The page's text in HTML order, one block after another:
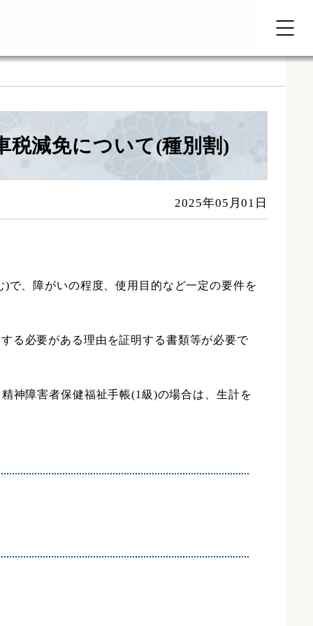
税減免について(種別割)
2025年05月01日
で、障がいの程度、使用目的など一定の要件を
る必要がある理由を証明する書類等が必要で
神障害者保健福祉手帳(1級)の場合は、生計を